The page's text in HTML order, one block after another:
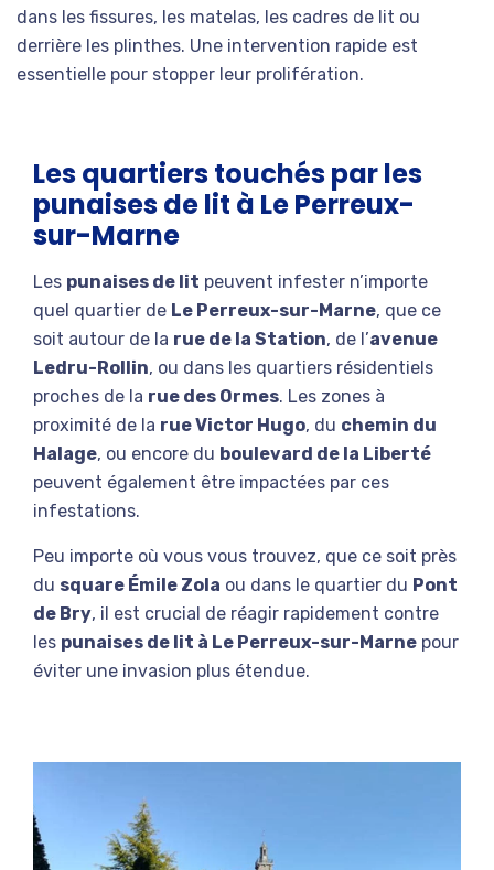
dans les fissures, les matelas, les cadres de lit ou
derrière les plinthes. Une intervention rapide est
essentielle pour stopper leur prolifération.
Les quartiers touchés par les
punaises de lit à Le Perreux-
sur-Marne
Les punaises de lit peuvent infester n’importe
quel quartier de Le Perreux-sur-Marne, que ce
soit autour de la rue de la Station, de l’avenue
Ledru-Rollin, ou dans les quartiers résidentiels
proches de la rue des Ormes. Les zones à
proximité de la rue Victor Hugo, du chemin du
Halage, ou encore du boulevard de la Liberté
peuvent également être impactées par ces
infestations.
Peu importe où vous vous trouvez, que ce soit près
du square Émile Zola ou dans le quartier du Pont
de Bry, il est crucial de réagir rapidement contre
les punaises de lit à Le Perreux-sur-Marne pour
éviter une invasion plus étendue.